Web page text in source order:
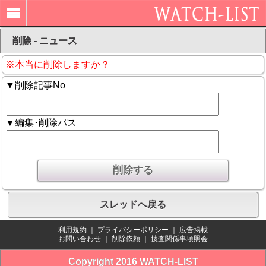
削除 - ニュース
※本当に削除しますか？
▼削除記事No
▼編集･削除パス
スレッドへ戻る
利用規約 プライバシーポリシー
広告掲載
お問い合わせ
削除依頼 捜査関係事項照会
Copyright 2016 WATCH-LIST